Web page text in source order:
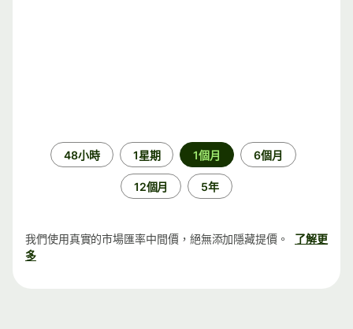
48小時 1星期 1個月 6個月
12個月 5年
我們使用真實的市場匯率中間價，絕無添加隱藏提價。
了解更
多